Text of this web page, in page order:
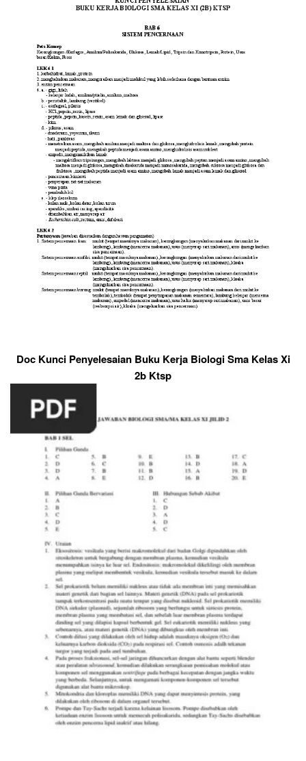
Doc Kunci Penyelesaian Buku Kerja Biologi Sma Kelas Xi
2b Ktsp